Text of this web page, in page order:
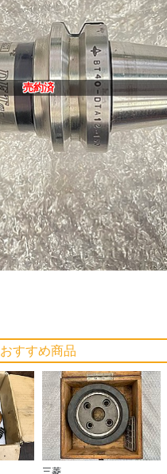
売約済
おすすめ商品
三菱